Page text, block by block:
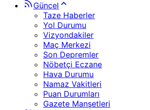
Güncel
Taze Haberler
Yol Durumu
Vizyondakiler
Maç Merkezi
Son Depremler
Nöbetçi Eczane
Hava Durumu
Namaz Vakitleri
Puan Durumları
Gazete Manşetleri